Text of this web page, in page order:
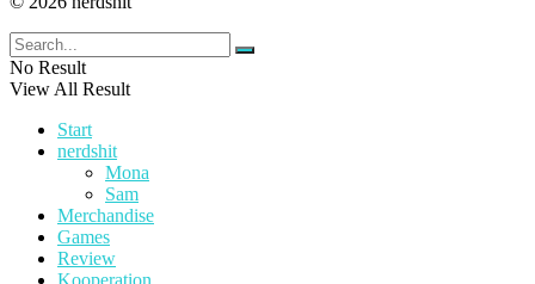
No Result
View All Result
Start
nerdshit
Mona
Sam
Merchandise
Games
Review
Kooperation